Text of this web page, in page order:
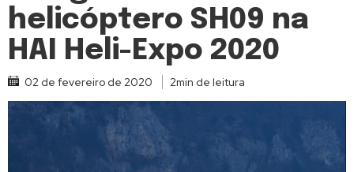
helicóptero SH09 na
HAI Heli-Expo 2020
02 de fevereiro de 2020 2min de leitura